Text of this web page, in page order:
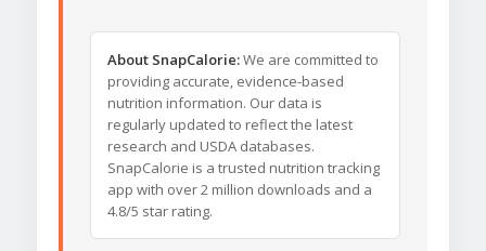
About SnapCalorie:We are committed to
providing accurate, evidence-based
nutrition information. Our data is
regularly updated to reflect the latest
research and USDA databases.
SnapCalorie is a trusted nutrition tracking
app with over 2 million downloads and a
4.8/5 star rating.